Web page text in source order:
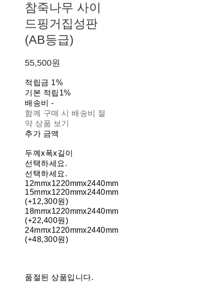
참죽나무 사이
드핑거집성판
(AB등급)
55,500원
적립금 1%
기본 적립 1%
배송비-
함께 구매 시 배송비 절
약 상품 보기
추가 금액
두께x폭x길이
선택하세요.
선택하세요.
12mmx1220mmx2440mm
15mmx1220mmx2440mm
(+12,300원)
18mmx1220mmx2440mm
(+22,400원)
24mmx1220mmx2440mm
(+48,300원)
품절된 상품입니다.